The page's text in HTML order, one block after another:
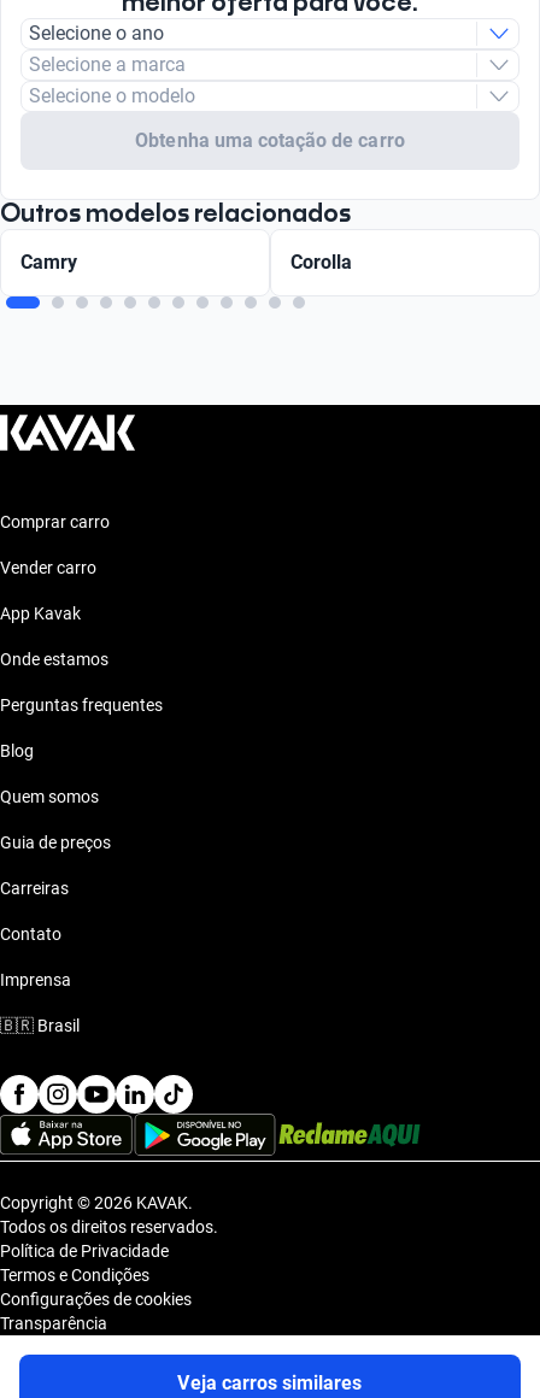
Selecione o ano
Selecione a marca
Selecione o modelo
Obtenha uma cotação de carro
Outros modelos relacionados
Camry Corolla
Veja carros similares
Comprar carro
Vender carro
App Kavak
Onde estamos
Perguntas frequentes
Blog
Quem somos
Guia de preços
Carreiras
Contato
Imprensa
🇧🇷 Brasil
Copyright © 2026 KAVAK.
Todos os direitos reservados.
Política de Privacidade
Termos e Condições
Configurações de cookies
Transparência
KAVAK TECNOLOGIA E COMERCIO DE VEICULOS LTDA., inscrita no